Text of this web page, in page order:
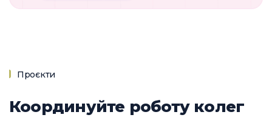
Проєкти
Координуйте роботу колег